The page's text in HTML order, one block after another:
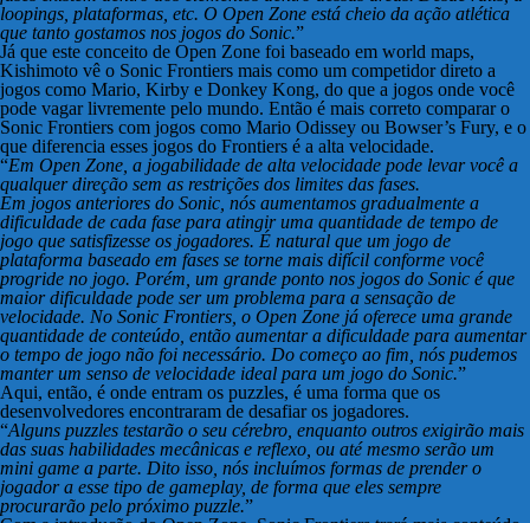
loopings, plataformas, etc. O Open Zone está cheio da ação atlética
que tanto gostamos nos jogos do Sonic.”
Já que este conceito de Open Zone foi baseado em world maps,
Kishimoto vê o Sonic Frontiers mais como um competidor direto a
jogos como Mario, Kirby e Donkey Kong, do que a jogos onde você
pode vagar livremente pelo mundo. Então é mais correto comparar o
Sonic Frontiers com jogos como Mario Odissey ou Bowser’s Fury, e o
que diferencia esses jogos do Frontiers é a alta velocidade.
“Em Open Zone, a jogabilidade de alta velocidade pode levar você a
qualquer direção sem as restrições dos limites das fases.
Em jogos anteriores do Sonic, nós aumentamos gradualmente a
dificuldade de cada fase para atingir uma quantidade de tempo de
jogo que satisfizesse os jogadores. É natural que um jogo de
plataforma baseado em fases se torne mais difícil conforme você
progride no jogo. Porém, um grande ponto nos jogos do Sonic é que
maior dificuldade pode ser um problema para a sensação de
velocidade. No Sonic Frontiers, o Open Zone já oferece uma grande
quantidade de conteúdo, então aumentar a dificuldade para aumentar
o tempo de jogo não foi necessário. Do começo ao fim, nós pudemos
manter um senso de velocidade ideal para um jogo do Sonic.”
Aqui, então, é onde entram os puzzles, é uma forma que os
desenvolvedores encontraram de desafiar os jogadores.
“Alguns puzzles testarão o seu cérebro, enquanto outros exigirão mais
das suas habilidades mecânicas e reflexo, ou até mesmo serão um
mini game a parte. Dito isso, nós incluímos formas de prender o
jogador a esse tipo de gameplay, de forma que eles sempre
procurarão pelo próximo puzzle.”